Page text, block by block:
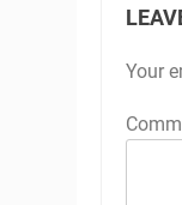
Your